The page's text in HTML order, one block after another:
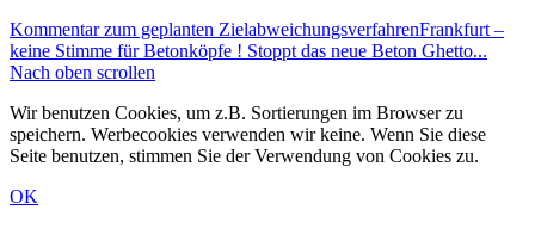
Kommentar zum geplanten ZielabweichungsverfahrenFrankfurt –
keine Stimme für Betonköpfe ! Stoppt das neue Beton Ghetto...
Nach oben scrollen
Wir benutzen Cookies, um z.B. Sortierungen im Browser zu
speichern. Werbecookies verwenden wir keine. Wenn Sie diese
Seite benutzen, stimmen Sie der Verwendung von Cookies zu.
OK